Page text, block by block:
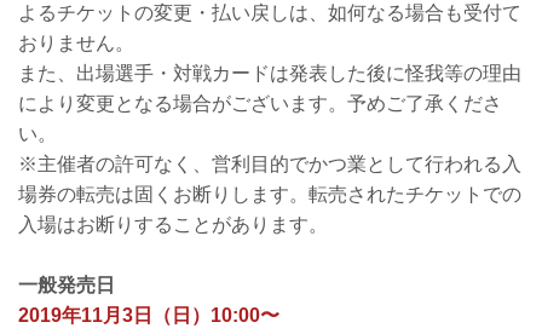
よるチケットの変更・払い戻しは、如何なる場合も受付て
おりません。
また、出場選手・対戦カードは発表した後に怪我等の理由
により変更となる場合がございます。予めご了承くださ
い。
※主催者の許可なく、営利目的でかつ業として行われる入
場券の転売は固くお断りします。転売されたチケットでの
入場はお断りすることがあります。
一般発売日
2019年11月3日（日）10:00〜